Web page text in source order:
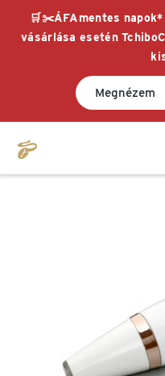
🛒✂️ÁFAmentes
vásárlása esetén
Megnézem